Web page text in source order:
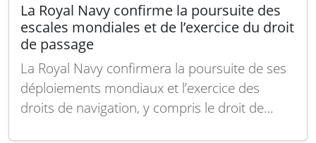
La Royal Navy confirme la poursuite des
escales mondiales et de l’exercice du droit
de passage
La Royal Navy confirmera la poursuite de ses
déploiements mondiaux et l’exercice des
droits de navigation, y compris le droit de